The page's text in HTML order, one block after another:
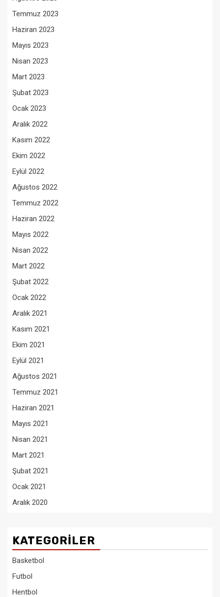
Temmuz 2023
Haziran 2023
Mayıs 2023
Nisan 2023
Mart 2023
Şubat 2023
Ocak 2023
Aralık 2022
Kasım 2022
Ekim 2022
Eylül 2022
Ağustos 2022
Temmuz 2022
Haziran 2022
Mayıs 2022
Nisan 2022
Mart 2022
Şubat 2022
Ocak 2022
Aralık 2021
Kasım 2021
Ekim 2021
Eylül 2021
Ağustos 2021
Temmuz 2021
Haziran 2021
Mayıs 2021
Nisan 2021
Mart 2021
Şubat 2021
Ocak 2021
Aralık 2020
KATEGORILER
Basketbol
Futbol
Hentbol